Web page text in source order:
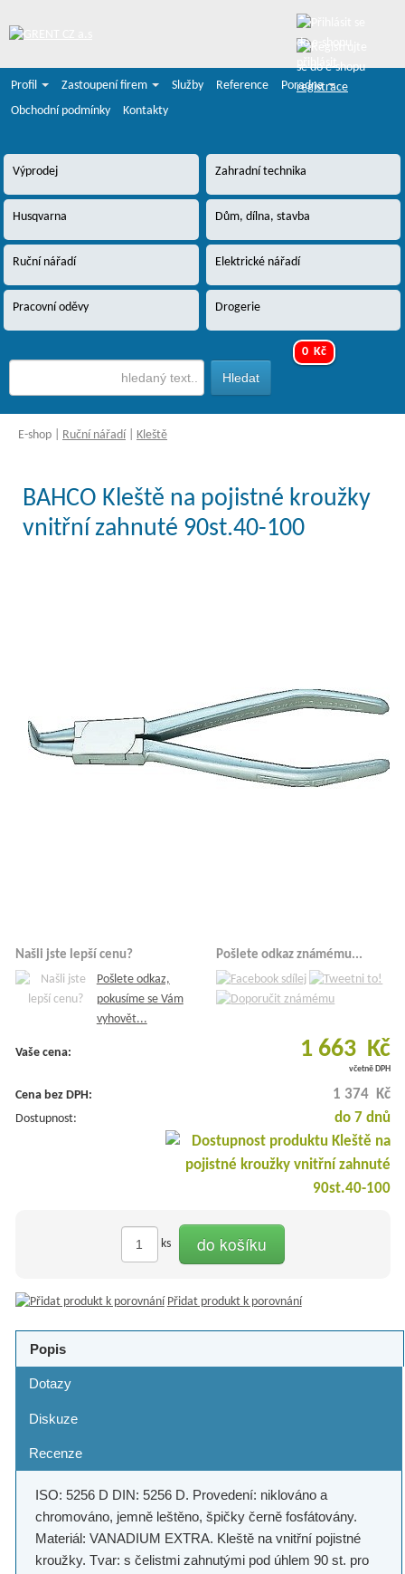
registrace
Profil
Zastoupení firem Služby Reference
Poradna
Obchodní podmínky
Kontakty
Výprodej Zahradní technika
Husqvarna Dům, dílna, stavba
Ruční nářadí Elektrické nářadí
Pracovní oděvy Drogerie
0 Kč
E-shop Ruční nářadí Kleště
BAHCO Kleště na pojistné kroužky
vnitřní zahnuté 90st.40-100
Našli jste lepší cenu?
Pošlete odkaz,
pokusíme se Vám
vyhovět...
Pošlete odkaz známému...
Vaše cena: 1 663 Kč
včetně DPH
Cena bez DPH: 1 374 Kč
Dostupnost: do 7 dnů
ks do košíku
Přidat produkt k porovnání
Popis
Dotazy
Diskuze
Recenze
ISO: 5256 D DIN: 5256 D. Provedení: niklováno a
chromováno, jemně leštěno, špičky černě fosfátovány.
Materiál: VANADIUM EXTRA. Kleště na vnitřní pojistné
kroužky. Tvar: s čelistmi zahnutými pod úhlem 90 st. pro